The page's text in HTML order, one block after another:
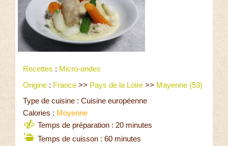
Recettes : Micro-ondes
Origine : France >> Pays de la Loire >> Mayenne (53)
Type de cuisine : Cuisine européenne
Calories : Moyenne
Temps de préparation : 20 minutes
Temps de cuisson : 60 minutes